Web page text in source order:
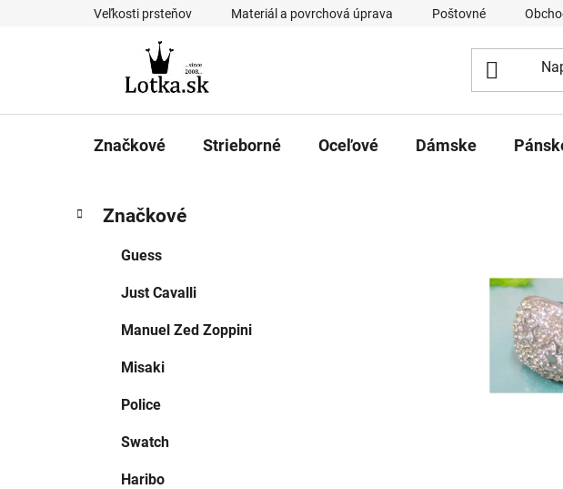
Veľkosti prsteňov Materiál a povrchová úprava Poštovné
Značkové Strieborné Oceľové Dámske
B
kategórie
a
Značkové
Guess
Just Cavalli
Manuel Zed Zoppini
Misaki
Police
Swatch
Haribo